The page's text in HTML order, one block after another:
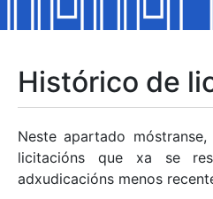
Mostrar/Ocultar
Histórico de
Neste apartado
licitacións que xa se
adxudicacións menos